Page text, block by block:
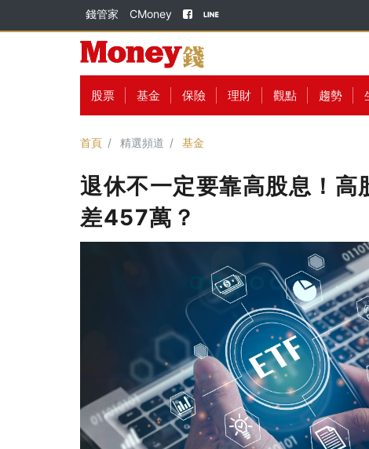
錢管家 CMoney
股票 基金 保險 理財 觀點 趨勢
首頁 精選頻道 基金
退休不一定要靠高股息！
差457萬？